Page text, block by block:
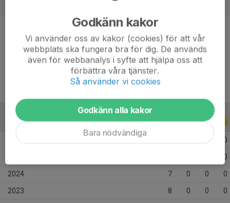
Position
-
Ålder
13 år
ALLA SERIER ALLA ÅR
0
0
2024 7 0 0 0
2023 8 0 0 0
Godkänn kakor
Vi använder oss av kakor (cookies) för att vår
webbplats ska fungera bra för dig. De används
även för webbanalys i syfte att hjälpa oss att
förbättra våra tjänster.
Så använder vi cookies
Godkänn alla kakor
Bara nödvändiga